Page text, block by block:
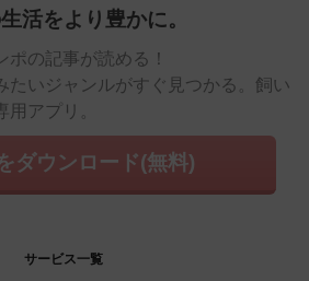
活をより豊かに。
の記事が読める！
たいジャンルがすぐ見つかる。飼い
アプリ。
ダウンロード(無料)
サービス一覧